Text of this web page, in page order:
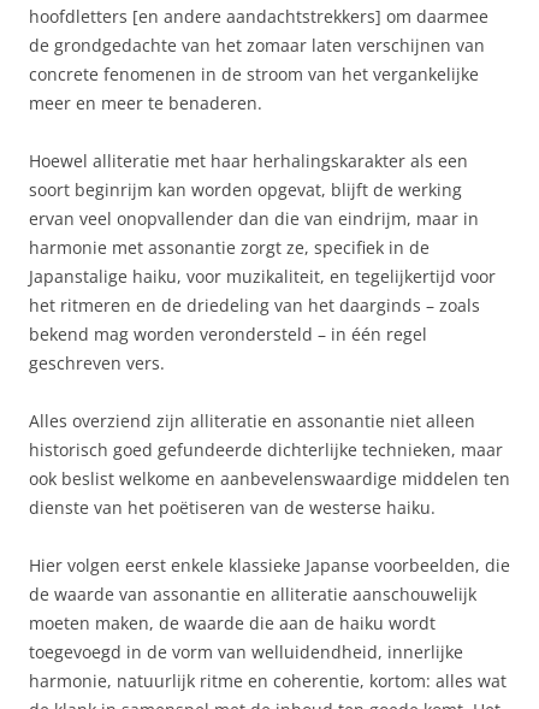
hoofdletters [en andere aandachtstrekkers] om daarmee
de grondgedachte van het zomaar laten verschijnen van
concrete fenomenen in de stroom van het vergankelijke
meer en meer te benaderen.
Hoewel alliteratie met haar herhalingskarakter als een
soort beginrijm kan worden opgevat, blijft de werking
ervan veel onopvallender dan die van eindrijm, maar in
harmonie met assonantie zorgt ze, specifiek in de
Japanstalige haiku, voor muzikaliteit, en tegelijkertijd voor
het ritmeren en de driedeling van het daarginds – zoals
bekend mag worden verondersteld – in één regel
geschreven vers.
Alles overziend zijn alliteratie en assonantie niet alleen
historisch goed gefundeerde dichterlijke technieken, maar
ook beslist welkome en aanbevelenswaardige middelen ten
dienste van het poëtiseren van de westerse haiku.
Hier volgen eerst enkele klassieke Japanse voorbeelden, die
de waarde van assonantie en alliteratie aanschouwelijk
moeten maken, de waarde die aan de haiku wordt
toegevoegd in de vorm van welluidendheid, innerlijke
harmonie, natuurlijk ritme en coherentie, kortom: alles wat